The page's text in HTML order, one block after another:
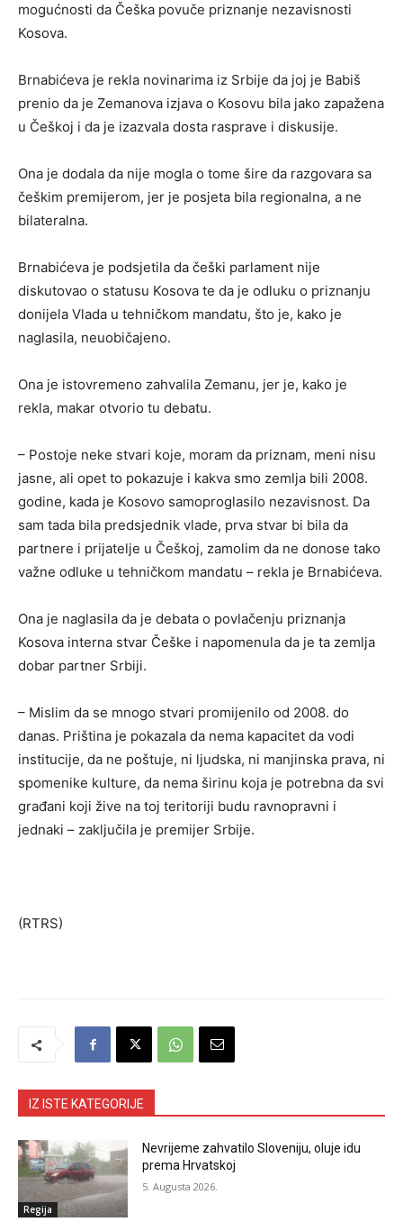
mogućnosti da Češka povuče priznanje nezavisnosti
Kosova.
Brnabićeva je rekla novinarima iz Srbije da joj je Babiš
prenio da je Zemanova izjava o Kosovu bila jako zapažena
u Češkoj i da je izazvala dosta rasprave i diskusije.
Ona je dodala da nije mogla o tome šire da razgovara sa
češkim premijerom, jer je posjeta bila regionalna, a ne
bilateralna.
Brnabićeva je podsjetila da češki parlament nije
diskutovao o statusu Kosova te da je odluku o priznanju
donijela Vlada u tehničkom mandatu, što je, kako je
naglasila, neuobičajeno.
Ona je istovremeno zahvalila Zemanu, jer je, kako je
rekla, makar otvorio tu debatu.
– Postoje neke stvari koje, moram da priznam, meni nisu
jasne, ali opet to pokazuje i kakva smo zemlja bili 2008.
godine, kada je Kosovo samoproglasilo nezavisnost. Da
sam tada bila predsjednik vlade, prva stvar bi bila da
partnere i prijatelje u Češkoj, zamolim da ne donose tako
važne odluke u tehničkom mandatu – rekla je Brnabićeva.
Ona je naglasila da je debata o povlačenju priznanja
Kosova interna stvar Češke i napomenula da je ta zemlja
dobar partner Srbiji.
– Mislim da se mnogo stvari promijenilo od 2008. do
danas. Priština je pokazala da nema kapacitet da vodi
institucije, da ne poštuje, ni ljudska, ni manjinska prava, ni
spomenike kulture, da nema širinu koja je potrebna da svi
građani koji žive na toj teritoriji budu ravnopravni i
jednaki – zaključila je premijer Srbije.
(RTRS)
IZ ISTE KATEGORIJE
Regija
Nevrijeme zahvatilo Sloveniju, oluje idu
prema Hrvatskoj
5. Augusta 2026.